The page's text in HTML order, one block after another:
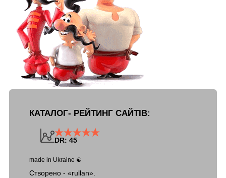
КАТАЛОГ- РЕЙТИНГ САЙТІВ:
DR: 45
made in Ukraine ☯
Створено - «rullan».